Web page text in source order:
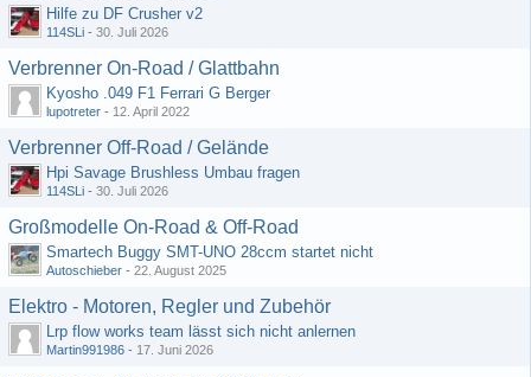
Hilfe zu DF Crusher v2
114SLi - 30. Juli 2026
Verbrenner On-Road / Glattbahn
Kyosho .049 F1 Ferrari G Berger
lupotreter - 12. April 2022
Verbrenner Off-Road / Gelände
Hpi Savage Brushless Umbau fragen
114SLi - 30. Juli 2026
Großmodelle On-Road & Off-Road
Smartech Buggy SMT-UNO 28ccm startet nicht
Autoschieber - 22. August 2025
Elektro - Motoren, Regler und Zubehör
Lrp flow works team lässt sich nicht anlernen
Martin991986 - 17. Juni 2026